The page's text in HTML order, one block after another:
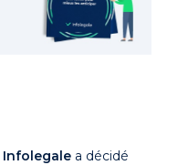
Infolegale a décidé